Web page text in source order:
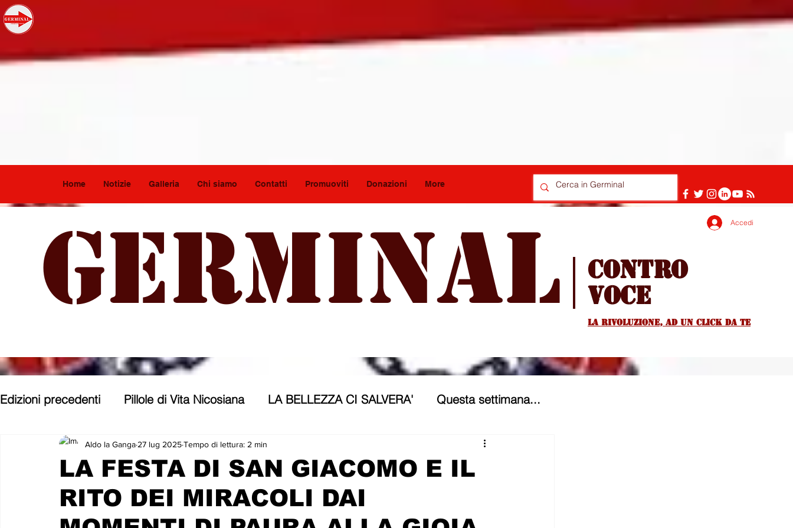
Home Notizie Galleria Chi siamo Contatti Promuoviti Donazioni More
Germinal Accedi
Contro
voce
La rivoluzione, ad un Click da te
Edizioni precedenti Pillole di Vita Nicosiana LA BELLEZZA CI SALVERA' Questa settimana...
Parole, pensieri, opere e opinioni Entroterra
Con gli occhi di uno Zoomer Politica nostrana Politica forestiera
LA FESTA DI SAN GIACOMO E IL
RITO DEI MIRACOLI DAI
Aldo la Ganga 27 lug 2025Tempo di lettura: 2 min